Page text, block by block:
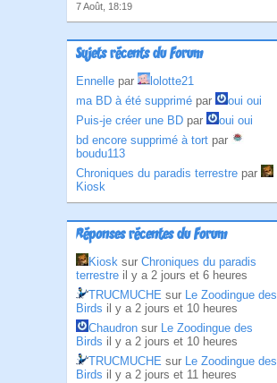
7 Août, 18:19
Sujets récents du Forum
Ennelle par
lolotte21
ma BD à été supprimé par
oui oui
Puis-je créer une BD par
oui oui
bd encore supprimé à tort par
boudu113
Chroniques du paradis terrestre par
Kiosk
Réponses récentes du Forum
Kiosk sur Chroniques du paradis
terrestre il y a 2 jours et 6 heures
TRUCMUCHE sur Le Zoodingue des
Birds il y a 2 jours et 10 heures
Chaudron sur Le Zoodingue des
Birds il y a 2 jours et 10 heures
TRUCMUCHE sur Le Zoodingue des
Birds il y a 2 jours et 11 heures